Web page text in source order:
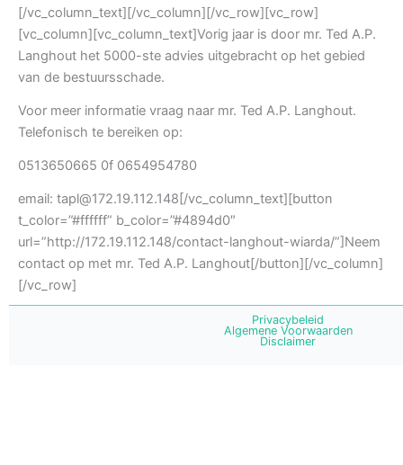
[/vc_column_text][/vc_column][/vc_row][vc_row]
[vc_column][vc_column_text]Vorig jaar is door mr. Ted A.P.
Langhout het 5000-ste advies uitgebracht op het gebied
van de bestuursschade.
Voor meer informatie vraag naar mr. Ted A.P. Langhout.
Telefonisch te bereiken op:
0513650665 0f 0654954780
email: tapl@172.19.112.148[/vc_column_text][button
t_color=”#ffffff” b_color=”#4894d0″
url=”http://172.19.112.148/contact-langhout-wiarda/”]Neem
contact op met mr. Ted A.P. Langhout[/button][/vc_column]
[/vc_row]
Privacybeleid
Algemene Voorwaarden
Disclaimer